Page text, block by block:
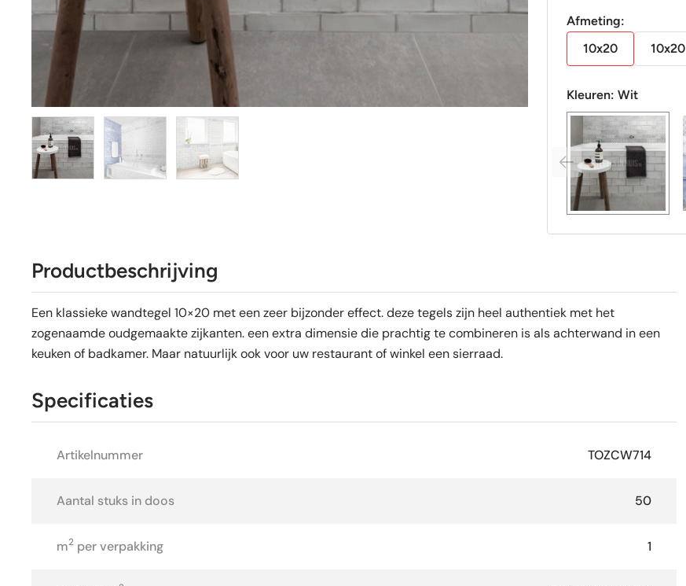
Afmeting:
10x20
10x20
Kleuren: Wit
Productbeschrijving
Een klassieke wandtegel 10×20 met een zeer bijzonder effect. deze tegels zijn heel authentiek met het
zogenaamde oudgemaakte zijkanten. een extra dimensie die prachtig te combineren is als achterwand in een
keuken of badkamer. Maar natuurlijk ook voor uw restaurant of winkel een sierraad.
Specificaties
Artikelnummer TOZCW714
Aantal stuks in doos 50
m2 per verpakking 1